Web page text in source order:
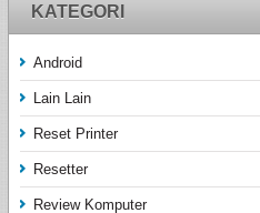
KATEGORI
Android
Lain Lain
Reset Printer
Resetter
Review Komputer